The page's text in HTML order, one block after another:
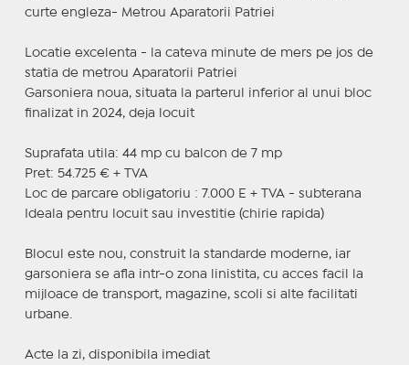
curte engleza- Metrou Aparatorii Patriei
Locatie excelenta - la cateva minute de mers pe jos de
statia de metrou Aparatorii Patriei
Garsoniera noua, situata la parterul inferior al unui bloc
finalizat in 2024, deja locuit
Suprafata utila: 44 mp cu balcon de 7 mp
Pret: 54.725 € + TVA
Loc de parcare obligatoriu : 7.000 E + TVA - subterana
Ideala pentru locuit sau investitie (chirie rapida)
Blocul este nou, construit la standarde moderne, iar
garsoniera se afla intr-o zona linistita, cu acces facil la
mijloace de transport, magazine, scoli si alte facilitati
urbane.
Acte la zi, disponibila imediat